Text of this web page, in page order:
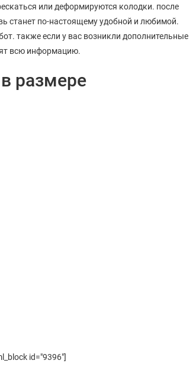
или деформируются колодки. после
станет по-настоящему удобной и любимой.
также если у вас возникли дополнительные
всю информацию.
размере
id="9396"]